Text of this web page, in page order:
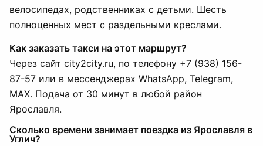
велосипедах, родственниках с детьми. Шесть
полноценных мест с раздельными креслами.
Как заказать такси на этот маршрут?
Через сайт city2city.ru, по телефону +7 (938) 156-
87-57 или в мессенджерах WhatsApp, Telegram,
MAX. Подача от 30 минут в любой район
Ярославля.
Сколько времени занимает поездка из Ярославля в
Углич?